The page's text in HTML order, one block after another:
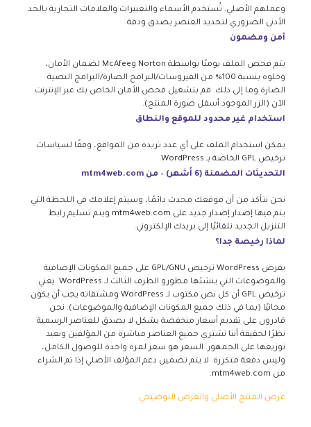
وعملهم الأصلي. تُستخدم الأسماء والتعبيرات والعلامات التجارية بالحد
الأدنى الضروري لتحديد العنصر بصدق ودقة.
آمن ومضمون
يتم فحص الملف يوميًا بواسطة Norton وMcAfee لضمان الأمان،
وخلوه بنسبة 100% من الفيروسات/البرامج الضارة/البرامج النصية
الضارة وما إلى ذلك. قم بتشغيل فحص الأمان الخاص بك عبر الإنترنت
الآن (الزر الموجود أسفل صورة المنتج).
استخدام غير محدود للموقع والنطاق
يمكن استخدام الملف على أي عدد تريده من المواقع، وفقًا لسياسات
ترخيص GPL الخاصة بـ WordPress.
التحديثات المضمنة (6 أشهر) – من mtm4web.com
نحن نتأكد من أن موقعك محدث دائمًا، وسيتم إعلامك في اللحظة التي
يتم فيها إصدار إصدار جديد على mtm4web.com ويتم تسليم رابط
التنزيل الجديد تلقائيًا إلى بريدك الإلكتروني.
لماذا رخيصة جدا؟
يفرض WordPress ترخيص GPL/GNU على جميع المكونات الإضافية
والموضوعات التي ينشئها مطورو الطرف الثالث لـ WordPress. يعني
ترخيص GPL أن كل نص مكتوب لـ WordPress ومشتقاته يجب أن يكون
مجانيًا (بما في ذلك جميع المكونات الإضافية والموضوعات). نحن
قادرون على تقديم أسعار منخفضة بشكل لا يصدق للعناصر الرسمية
نظرًا لحقيقة أننا نشتري جميع العناصر مباشرة من المؤلفين ونعيد
توزيعها على الجمهور. السعر هو سعر لمرة واحدة للوصول الكامل،
وليس دفعة متكررة. لا يتم تضمين دعم المؤلف الأصلي إذا تم الشراء
من mtm4web.com.
عرض المنتج الأصلي والعرض التوضيحي